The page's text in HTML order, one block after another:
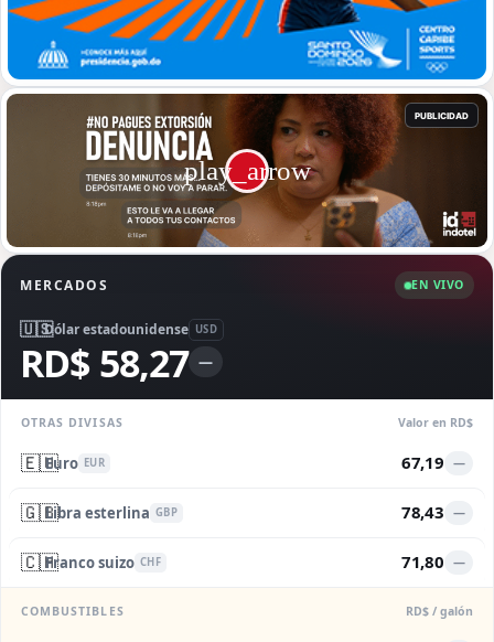
MERCADOS EN VIVO
🇺🇸Dólar estadounidense USD
RD$ 58,27 —
OTRAS DIVISAS Valor en RD$
🇪🇺Euro EUR 67,19 —
🇬🇧Libra esterlina GBP 78,43 —
🇨🇭Franco suizo CHF 71,80 —
COMBUSTIBLES RD$ / galón